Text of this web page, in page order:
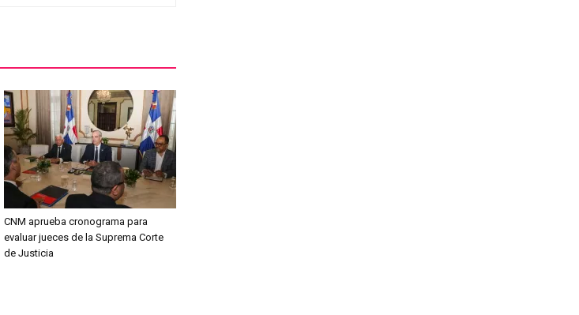
CNM aprueba cronograma para
evaluar jueces de la Suprema Corte
de Justicia